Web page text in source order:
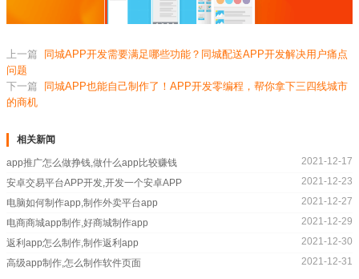
上一篇
同城APP开发需要满足哪些功能？同城配送APP开发解决用户痛点
问题
下一篇
同城APP也能自己制作了！APP开发零编程，帮你拿下三四线城市
的商机
相关新闻
app推广怎么做挣钱,做什么app比较赚钱
2021-12-17
安卓交易平台APP开发,开发一个安卓APP
2021-12-23
电脑如何制作app,制作外卖平台app
2021-12-27
电商商城app制作,好商城制作app
2021-12-29
返利app怎么制作,制作返利app
2021-12-30
高级app制作,怎么制作软件页面
2021-12-31